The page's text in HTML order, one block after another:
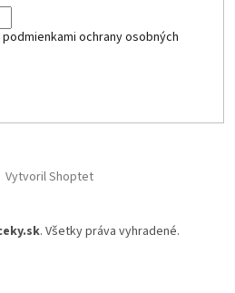
podmienkami ochrany osobných
Vytvoril Shoptet
. Všetky práva vyhradené.